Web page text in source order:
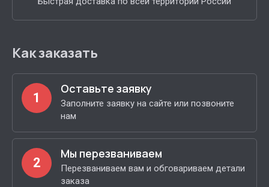
Как заказать
1
Оставьте заявку
Заполните заявку на сайте или позвоните
нам
2
Мы перезваниваем
Перезваниваем вам и обговариваем детали
заказа